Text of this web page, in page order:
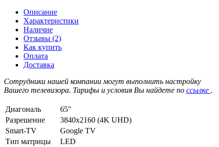
Описание
Характеристики
Наличие
Отзывы (2)
Как купить
Оплата
Доставка
Сотрудники нашей компании могут выполнить настройку
Вашего телевизора. Тарифы и условия Вы найдете по ссылке .
Диагональ
65"
Разрешение
3840x2160 (4K UHD)
Smart-TV
Google TV
Тип матрицы
LED